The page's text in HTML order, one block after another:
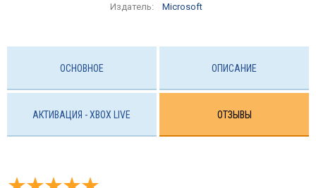
Издатель: Microsoft
ОСНОВНОЕ ОПИСАНИЕ
АКТИВАЦИЯ - XBOX LIVE ОТЗЫВЫ